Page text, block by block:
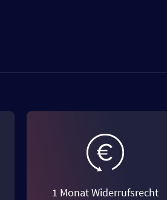
1 Monat Widerrufsrecht